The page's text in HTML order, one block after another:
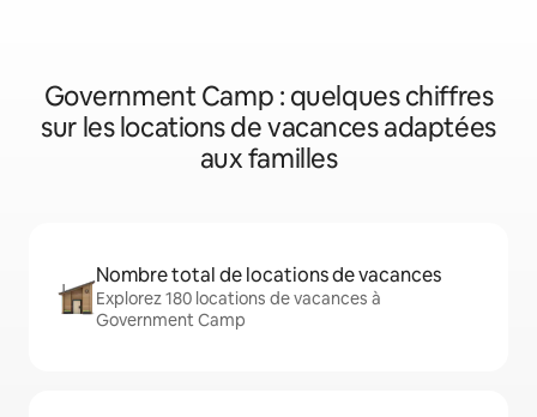
Government Camp : quelques chiffres
sur les locations de vacances adaptées
aux familles
Nombre total de locations de vacances
Explorez 180 locations de vacances à
Government Camp